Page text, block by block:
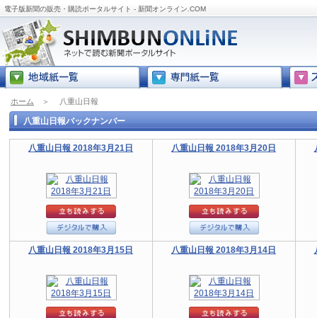
電子版新聞の販売・購読ポータルサイト - 新聞オンライン.COM
ホーム ＞ 八重山日報
八重山日報バックナンバー
八重山日報 2018年3月21日 八重山日報 2018年3月20日
八重山日報 2018年3月15日 八重山日報 2018年3月14日